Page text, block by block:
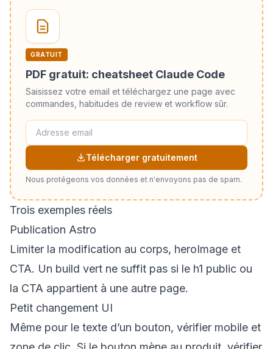
GRATUIT
PDF gratuit: cheatsheet Claude Code
Saisissez votre email et téléchargez une page avec
commandes, habitudes de review et workflow sûr.
Télécharger gratuitement
Nous protégeons vos données et n'envoyons pas de spam.
Trois exemples réels
Publication Astro
Limiter la modification au corps, heroImage et
CTA. Un build vert ne suffit pas si le h1 public ou
la CTA appartient à une autre page.
Petit changement UI
Même pour le texte d’un bouton, vérifier mobile et